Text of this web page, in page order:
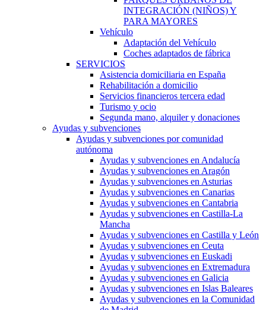
INTEGRACIÓN (NIÑOS) Y
PARA MAYORES
Vehículo
Adaptación del Vehículo
Coches adaptados de fábrica
SERVICIOS
Asistencia domiciliaria en España
Rehabilitación a domicilio
Servicios financieros tercera edad
Turismo y ocio
Segunda mano, alquiler y donaciones
Ayudas y subvenciones
Ayudas y subvenciones por comunidad
autónoma
Ayudas y subvenciones en Andalucía
Ayudas y subvenciones en Aragón
Ayudas y subvenciones en Asturias
Ayudas y subvenciones en Canarias
Ayudas y subvenciones en Cantabria
Ayudas y subvenciones en Castilla-La
Mancha
Ayudas y subvenciones en Castilla y León
Ayudas y subvenciones en Ceuta
Ayudas y subvenciones en Euskadi
Ayudas y subvenciones en Extremadura
Ayudas y subvenciones en Galicia
Ayudas y subvenciones en Islas Baleares
Ayudas y subvenciones en la Comunidad